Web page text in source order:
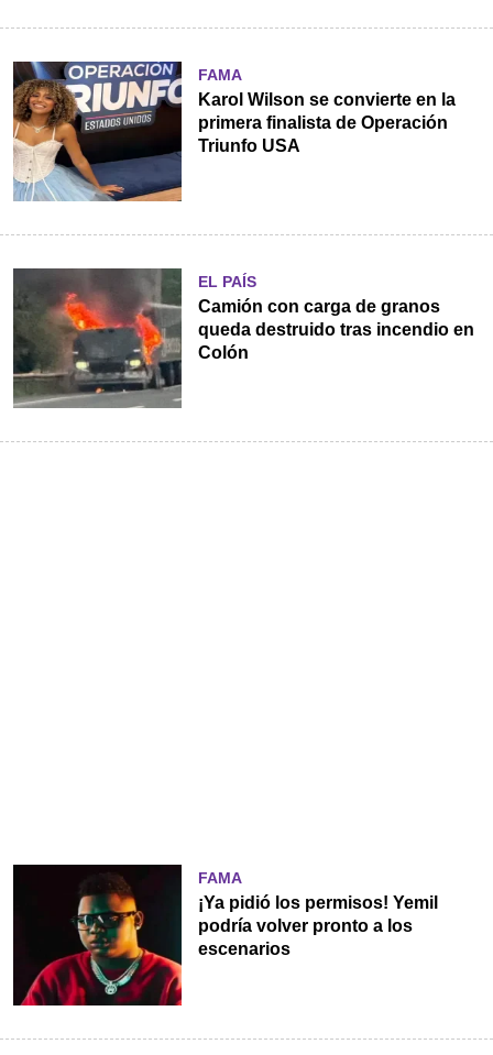
FAMA
Karol Wilson se convierte en la
primera finalista de Operación
Triunfo USA
EL PAÍS
Camión con carga de granos
queda destruido tras incendio en
Colón
FAMA
¡Ya pidió los permisos! Yemil
podría volver pronto a los
escenarios